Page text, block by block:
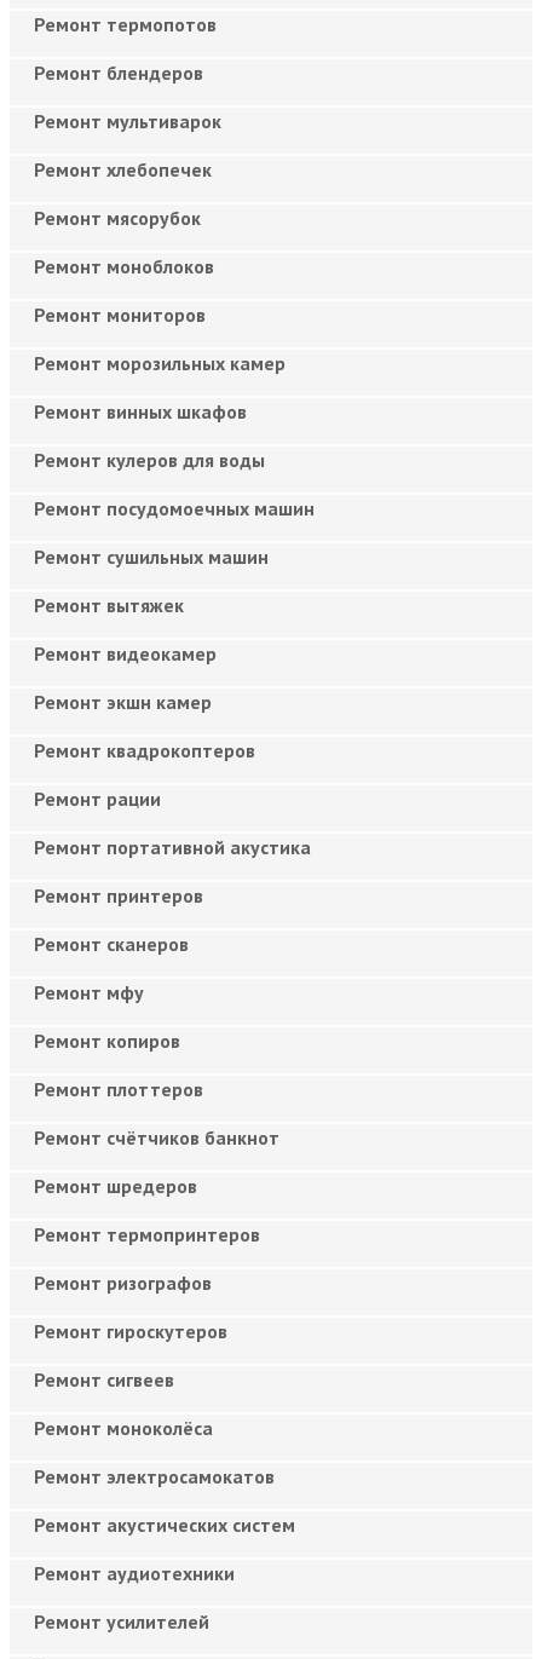
Ремонт термопотов
Ремонт блендеров
Ремонт мультиварок
Ремонт хлебопечек
Ремонт мясорубок
Ремонт моноблоков
Ремонт мониторов
Ремонт морозильных камер
Ремонт винных шкафов
Ремонт кулеров для воды
Ремонт посудомоечных машин
Ремонт сушильных машин
Ремонт вытяжек
Ремонт видеокамер
Ремонт экшн камер
Ремонт квадрокоптеров
Ремонт рации
Ремонт портативной акустика
Ремонт принтеров
Ремонт сканеров
Ремонт мфу
Ремонт копиров
Ремонт плоттеров
Ремонт счётчиков банкнот
Ремонт шредеров
Ремонт термопринтеров
Ремонт ризографов
Ремонт гироскутеров
Ремонт сигвеев
Ремонт моноколёса
Ремонт электросамокатов
Ремонт акустических систем
Ремонт аудиотехники
Ремонт усилителей